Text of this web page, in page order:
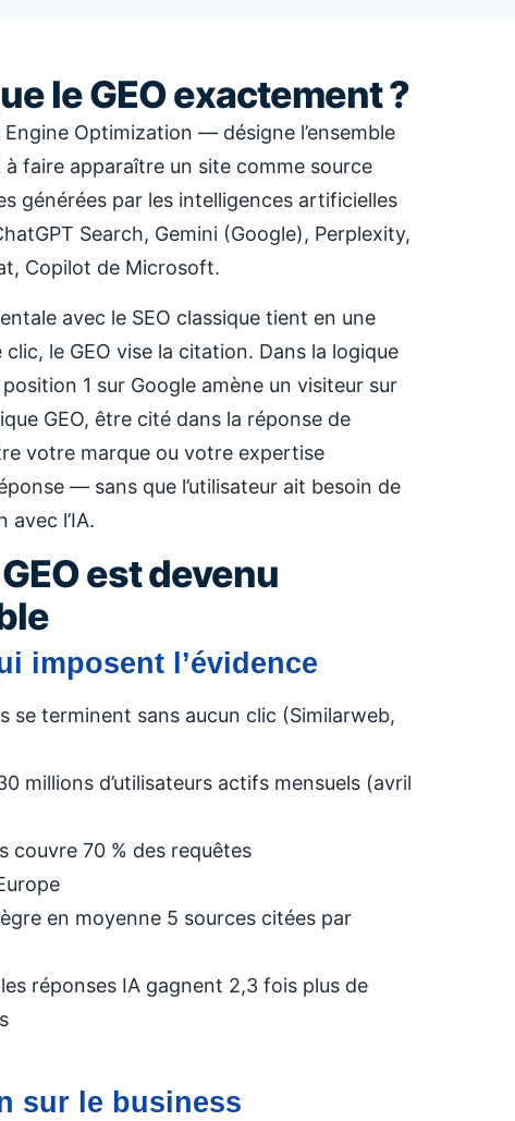
le GEO exactement ?
Optimization — désigne l’ensemble
faire apparaître un site comme source
générées par les intelligences artificielles
Search, Gemini (Google), Perplexity,
Copilot de Microsoft.
avec le SEO classique tient en une
clic, le GEO vise la citation. Dans la logique
1 sur Google amène un visiteur sur
GEO, être cité dans la réponse de
votre marque ou votre expertise
— sans que l’utilisateur ait besoin de
l’IA.
est devenu
imposent l’évidence
se terminent sans aucun clic (Similarweb,
millions d’utilisateurs actifs mensuels (avril
couvre 70 % des requêtes
en moyenne 5 sources citées par
réponses IA gagnent 2,3 fois plus de
sur le business